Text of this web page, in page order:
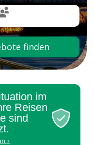
finden
im
Reisen
sind
›